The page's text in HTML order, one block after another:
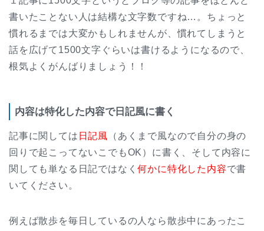
書いたことない人は結構な文字数ですね…。ちょっと
慣れるまでは大変かもしれませんが、慣れてしまうと
話を広げて1500文字ぐらいは書けるようになるので、
根気よくがんばりましょう！！
内容は特化した内容で日記風に書く
記事に関しては 日記風 （あくまで風なので自分の身の
回りで起こってないこでもOK）に書く、そして内容に
関しても単なる日記ではなく何かに特化した内容で書
いてください。
例えば散歩を毎日しているの人なら散歩中にあったこ